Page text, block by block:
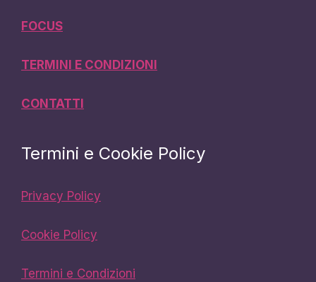
FOCUS
TERMINI E CONDIZIONI
CONTATTI
Termini e Cookie Policy
Privacy Policy
Cookie Policy
Termini e Condizioni